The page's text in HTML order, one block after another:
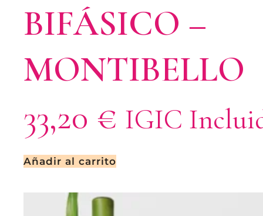
BIFÁSICO –
MONTIBELLO
33,20 € IGIC
Añadir al carrito